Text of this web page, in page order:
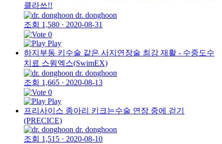
클라쓰!!
dr. donghoon
조회 1,580 · 2020-08-31
0
Play
하지부동 키수술 같은 사지연장술 최강 재활 - 수중도수
치료 스윔엑스(SwimEX)
dr. donghoon
조회 1,665 · 2020-08-13
0
Play
프리사이스 종아리 키크는수술 연장 중에 걷기
(PRECICE)
dr. donghoon
조회 1,515 · 2020-08-10